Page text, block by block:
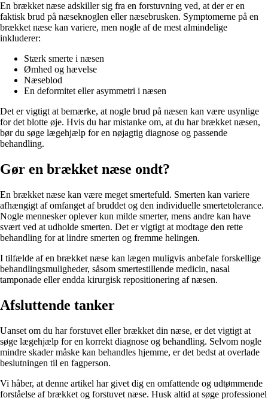
En brækket næse adskiller sig fra en forstuvning ved, at der er en
faktisk brud på næseknoglen eller næsebrusken. Symptomerne på en
brækket næse kan variere, men nogle af de mest almindelige
inkluderer:
Stærk smerte i næsen
Ømhed og hævelse
Næseblod
En deformitet eller asymmetri i næsen
Det er vigtigt at bemærke, at nogle brud på næsen kan være usynlige
for det blotte øje. Hvis du har mistanke om, at du har brækket næsen,
bør du søge lægehjælp for en nøjagtig diagnose og passende
behandling.
Gør en brækket næse ondt?
En brækket næse kan være meget smertefuld. Smerten kan variere
afhængigt af omfanget af bruddet og den individuelle smertetolerance.
Nogle mennesker oplever kun milde smerter, mens andre kan have
svært ved at udholde smerten. Det er vigtigt at modtage den rette
behandling for at lindre smerten og fremme helingen.
I tilfælde af en brækket næse kan lægen muligvis anbefale forskellige
behandlingsmuligheder, såsom smertestillende medicin, nasal
tamponade eller endda kirurgisk repositionering af næsen.
Afsluttende tanker
Uanset om du har forstuvet eller brækket din næse, er det vigtigt at
søge lægehjælp for en korrekt diagnose og behandling. Selvom nogle
mindre skader måske kan behandles hjemme, er det bedst at overlade
beslutningen til en fagperson.
Vi håber, at denne artikel har givet dig en omfattende og udtømmende
forståelse af brækket og forstuvet næse. Husk altid at søge professionel